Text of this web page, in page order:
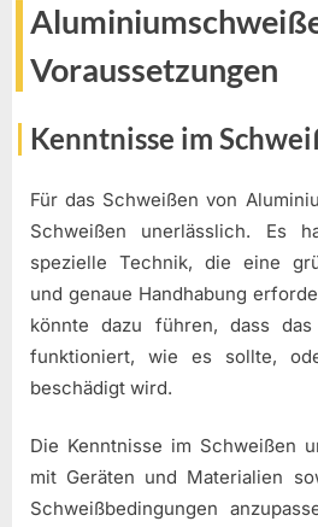
Voraussetzungen
Kenntnisse im
Für das Schweißen von
Schweißen unerlässlich. Es
spezielle Technik, die eine
und genaue Handhabung
könnte dazu führen, dass
funktioniert, wie es sollte,
beschädigt wird.
Die Kenntnisse im Schweißen
mit Geräten und Materialien
Schweißbedingungen